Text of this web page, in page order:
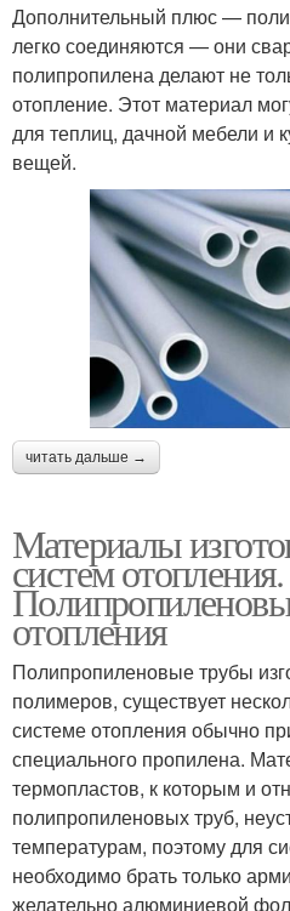
Дополнительный плюс —
легко соединяются — они
полипропилена делают не
отопление. Этот материал
для теплиц, дачной мебели и
вещей.
читать дальше →
Материалы
систем
отопления
Полипропиленовые трубы
полимеров, существует
системе отопления обычно
специального пропилена.
термопластов, к которым и
полипропиленовых труб,
температурам, поэтому для
необходимо брать только
желательно алюминиевой